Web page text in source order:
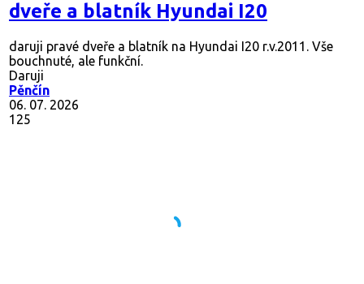
dveře a blatník Hyundai I20
daruji pravé dveře a blatník na Hyundai I20 r.v.2011. Vše
bouchnuté, ale funkční.
Daruji
Pěnčín
06. 07. 2026
125